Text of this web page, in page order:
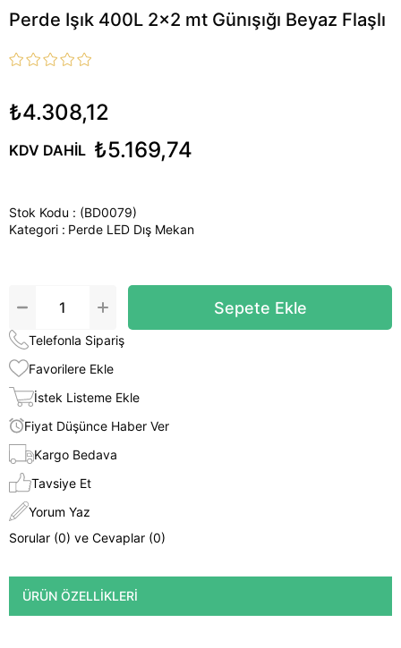
Perde Işık 400L 2x2 mt Günışığı Beyaz Flaşlı
₺4.308,12
KDV DAHIL ₺5.169,74
Stok Kodu
(BD0079)
Kategori : Perde LED Dış Mekan
Telefonla Sipariş
Favorilere Ekle
İstek Listeme Ekle
Fiyat Düşünce Haber Ver
Kargo Bedava
Tavsiye Et
Yorum Yaz
Sorular (0) ve Cevaplar (0)
ÜRÜN ÖZELLIKLERI